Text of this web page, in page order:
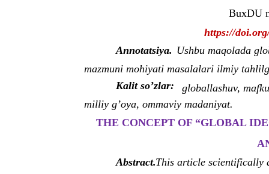
BuxDU
https://
Annotatsiya. Ushbu maqolada
mazmuni mohiyati masalalari ilmiy
Kalit so’zlar:
globallashuv,
milliy g’oya, ommaviy madaniyat.
THE CONCEPT OF “GLOBAL
Abstract.This article scientifically